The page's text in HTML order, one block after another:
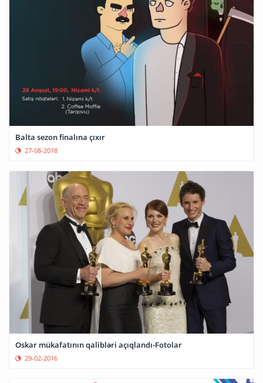
Balta sezon finalına çıxır
27-08-2018
Oskar mükafatının qalibləri açıqlandı-Fotolar
29-02-2016